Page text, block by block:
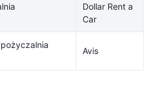
Dollar Rent a
Car
Avis